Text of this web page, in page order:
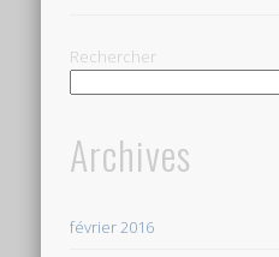
Rechercher
Archives
février 2016